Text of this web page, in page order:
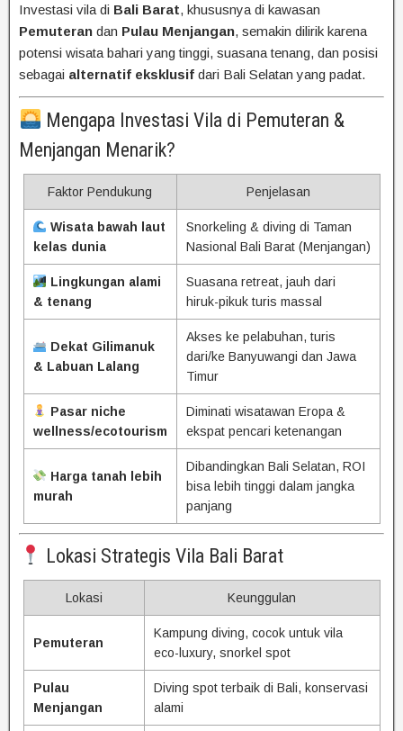
Investasi vila di Bali Barat, khususnya di kawasan
Pemuteran dan Pulau Menjangan, semakin dilirik karena
potensi wisata bahari yang tinggi, suasana tenang, dan posisi
sebagai alternatif eksklusif dari Bali Selatan yang padat.
Mengapa Investasi Vila di Pemuteran &
Menjangan Menarik?
Faktor Pendukung Penjelasan
Wisata bawah laut
kelas dunia
Snorkeling & diving di Taman
Nasional Bali Barat (Menjangan)
Lingkungan alami
& tenang
Suasana retreat, jauh dari
hiruk-pikuk turis massal
Dekat Gilimanuk
& Labuan Lalang
Akses ke pelabuhan, turis
dari/ke Banyuwangi dan Jawa
Timur
Pasar niche
wellness/ecotourism
Diminati wisatawan Eropa &
ekspat pencari ketenangan
Harga tanah lebih
murah
Dibandingkan Bali Selatan, ROI
bisa lebih tinggi dalam jangka
panjang
Lokasi Strategis Vila Bali Barat
Lokasi Keunggulan
Pemuteran
Kampung diving, cocok untuk vila
eco-luxury, snorkel spot
Pulau
Menjangan
Diving spot terbaik di Bali, konservasi
alami